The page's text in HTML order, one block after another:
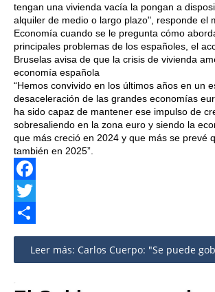
tengan una vivienda vacía la pongan a
alquiler de medio o largo plazo", responde el
Economía cuando se le pregunta cómo
principales problemas de los españoles, el
Bruselas avisa de que la crisis de vivienda
economía española
“Hemos convivido en los últimos años en un
desaceleración de las grandes economías
ha sido capaz de mantener ese impulso de
sobresaliendo en la zona euro y siendo la
que más creció en 2024 y que más se prevé
también en 2025”.
Facebook
Twitter
Share
Leer más: Carlos Cuerpo: "Se puede